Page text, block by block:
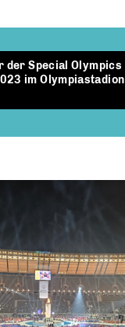
der Special Olympics
im Olympiastadion